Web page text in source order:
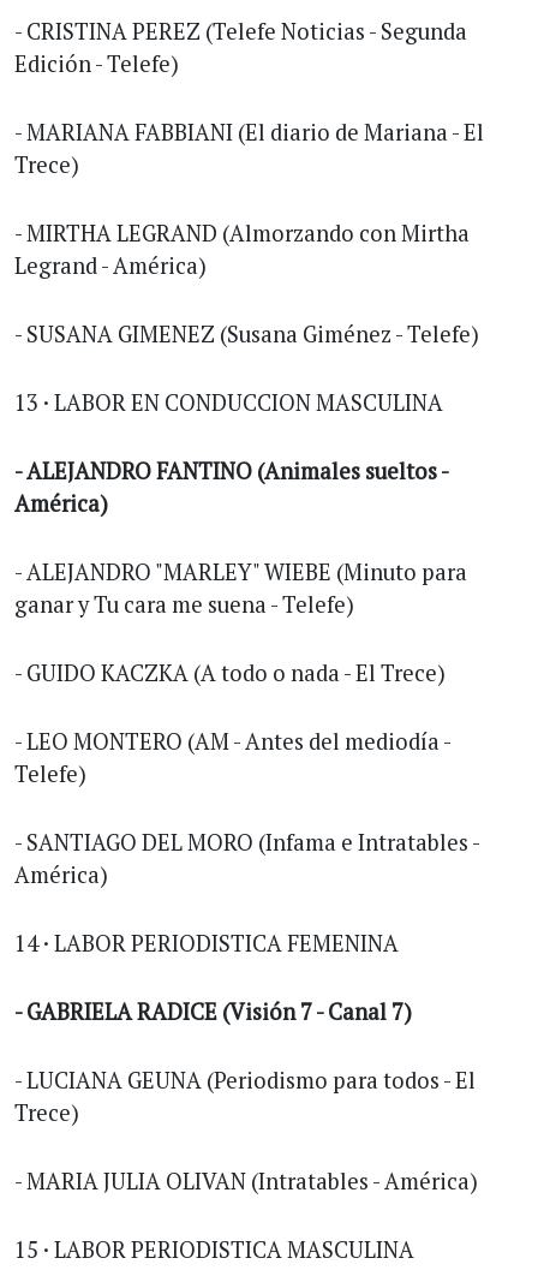
- CRISTINA PEREZ (Telefe Noticias - Segunda
Edición - Telefe)
- MARIANA FABBIANI (El diario de Mariana - El
Trece)
- MIRTHA LEGRAND (Almorzando con Mirtha
Legrand - América)
- SUSANA GIMENEZ (Susana Giménez - Telefe)
13 · LABOR EN CONDUCCION MASCULINA
- ALEJANDRO FANTINO (Animales sueltos -
América)
- ALEJANDRO "MARLEY" WIEBE (Minuto para
ganar y Tu cara me suena - Telefe)
- GUIDO KACZKA (A todo o nada - El Trece)
- LEO MONTERO (AM - Antes del mediodía -
Telefe)
- SANTIAGO DEL MORO (Infama e Intratables -
América)
14 · LABOR PERIODISTICA FEMENINA
- GABRIELA RADICE (Visión 7 - Canal 7)
- LUCIANA GEUNA (Periodismo para todos - El
Trece)
- MARIA JULIA OLIVAN (Intratables - América)
15 · LABOR PERIODISTICA MASCULINA